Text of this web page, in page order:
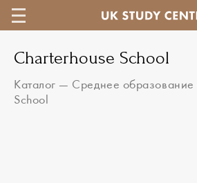
Charterhouse School
Каталог — Среднее образование
School